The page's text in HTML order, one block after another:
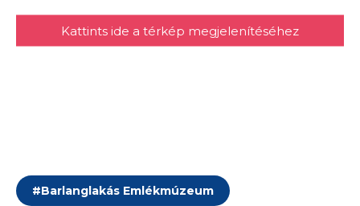
Kattints ide a térkép megjelenítéséhez
#Barlanglakás Emlékmúzeum